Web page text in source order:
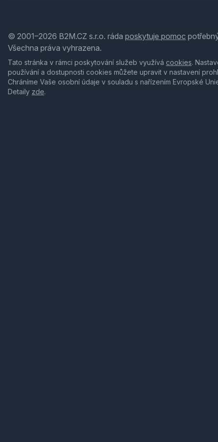
© 2001–2026 B2M.CZ s.r.o. ráda poskytuje pomoc
Všechna práva vyhrazena.
Tato stránka v rámci poskytování služeb využívá cookies.
používání a dostupnosti cookies můžete upravit v nastavení
Chráníme Vaše osobní údaje v souladu s nařízením Evropské
Detaily zde.